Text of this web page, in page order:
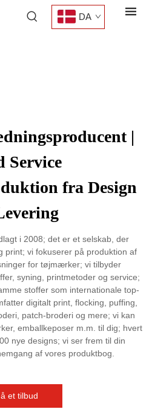
DA
|
Service
fra Design
i 2008; det er et selskab, der
print; vi fokuserer på produktion af
for tøjmærker; vi tilbyder
syning, printmetoder og service;
stoffer som internationale top-
digitalt print, flocking, puffing,
patch-broderi og mere; vi kan
emballkeposer m.m. til dig; hvert
nye designs; vi ser frem til din
af vores produktbog.
et tilbud